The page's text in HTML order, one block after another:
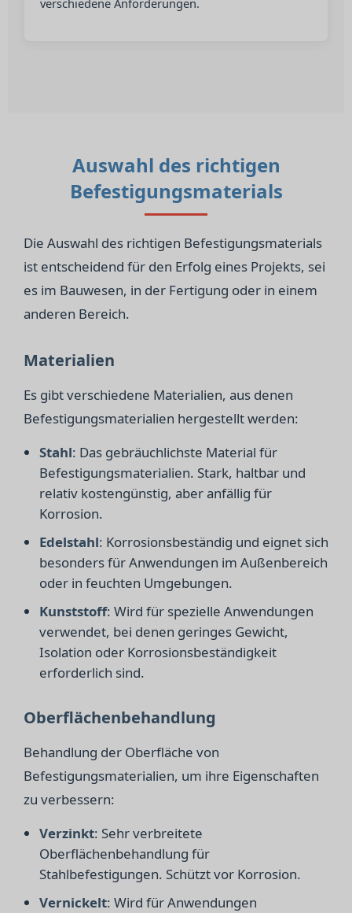
verschiedene Anforderungen.
Auswahl des richtigen
Befestigungsmaterials
Die Auswahl des richtigen Befestigungsmaterials
ist entscheidend für den Erfolg eines Projekts, sei
es im Bauwesen, in der Fertigung oder in einem
anderen Bereich.
Materialien
Es gibt verschiedene Materialien, aus denen
Befestigungsmaterialien hergestellt werden:
Stahl: Das gebräuchlichste Material für
Befestigungsmaterialien. Stark, haltbar und
relativ kostengünstig, aber anfällig für
Korrosion.
Edelstahl: Korrosionsbeständig und eignet sich
besonders für Anwendungen im Außenbereich
oder in feuchten Umgebungen.
Kunststoff: Wird für spezielle Anwendungen
verwendet, bei denen geringes Gewicht,
Isolation oder Korrosionsbeständigkeit
erforderlich sind.
Oberflächenbehandlung
Behandlung der Oberfläche von
Befestigungsmaterialien, um ihre Eigenschaften
zu verbessern:
Verzinkt: Sehr verbreitete
Oberflächenbehandlung für
Stahlbefestigungen. Schützt vor Korrosion.
Vernickelt: Wird für Anwendungen